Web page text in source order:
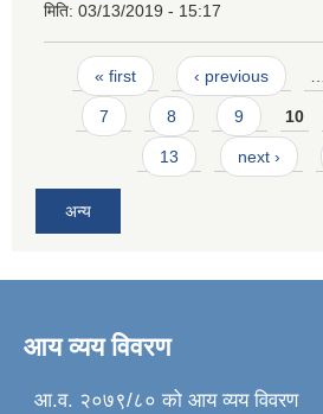
मिति: 03/13/2019 - 15:17
Pages
« first ‹ previous
7 8 9 10
13 next ›
अन्य
आय व्यय विवरण
आ.व. २०७९/८० को आय व्यय विवरण